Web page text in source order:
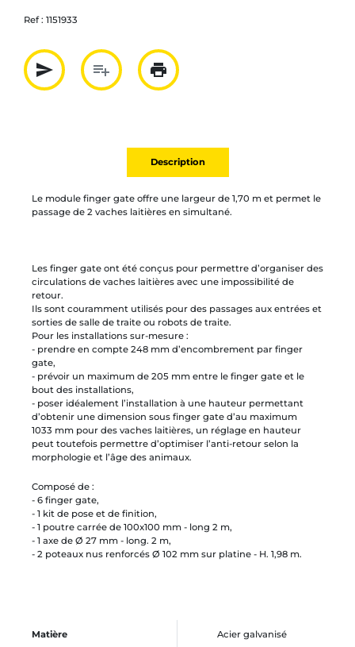
Ref : 1151933
send
Partager par mail
playlist_add
Ajouter à la liste
print
Imprimer
Description
Le module finger gate offre une largeur de 1,70 m et permet le
passage de 2 vaches laitières en simultané.
Les finger gate ont été conçus pour permettre d’organiser des
circulations de vaches laitières avec une impossibilité de
retour.
Ils sont couramment utilisés pour des passages aux entrées et
sorties de salle de traite ou robots de traite.
Pour les installations sur-mesure :
- prendre en compte 248 mm d’encombrement par finger
gate,
- prévoir un maximum de 205 mm entre le finger gate et le
bout des installations,
- poser idéalement l’installation à une hauteur permettant
d’obtenir une dimension sous finger gate d’au maximum
1033 mm pour des vaches laitières, un réglage en hauteur
peut toutefois permettre d’optimiser l’anti-retour selon la
morphologie et l’âge des animaux.
Composé de :
- 6 finger gate,
- 1 kit de pose et de finition,
- 1 poutre carrée de 100x100 mm - long 2 m,
- 1 axe de Ø 27 mm - long. 2 m,
- 2 poteaux nus renforcés Ø 102 mm sur platine - H. 1,98 m.
Matière Acier galvanisé